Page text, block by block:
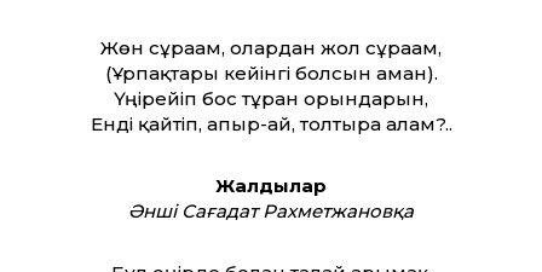
Жөн сұрағам, олардан жол сұрағам,
(Ұрпақтары кейінгі болсын аман).
Үңірейіп бос тұрған орындарын,
Енді қайтіп, апыр-ай, толтыра алам?..
Жалдылар
Әнші Сағадат Рахметжановқа